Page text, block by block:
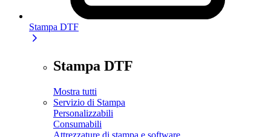
Stampa DTF
Stampa DTF
Mostra tutti
Servizio di Stampa
Personalizzabili
Consumabili
Attrezzature di stampa e software